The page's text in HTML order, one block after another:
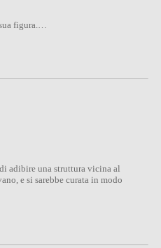
figura.…
adibire una struttura vicina al
e si sarebbe curata in modo